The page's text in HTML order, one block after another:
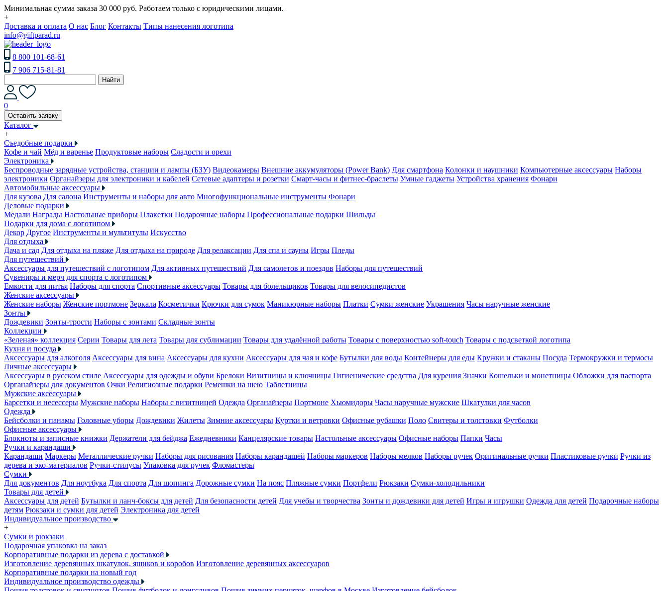
Минимальная сумма заказа 30 000 руб. Работаем только с юридическими лицами.
+
Доставка и оплата О нас Блог Контакты Типы нанесения логотипа
info@giftparad.ru
8 800 101-68-61
7 906 715-81-81
Найти
0
Оставить заявку
Каталог
+
Съедобные подарки
Кофе и чай Мёд и варенье Продуктовые наборы Сладости и орехи
Электроника
Беспроводные зарядные устройства, станции и лампы (БЗУ) Видеокамеры Внешние аккумуляторы (Power Bank) Для смартфона Колонки и наушники Компьютерные аксессуары Наборы
электроники Органайзеры для электроники и кабелей Сетевые адаптеры и розетки Смарт-часы и фитнес-браслеты Умные гаджеты Устройства хранения Фонари
Автомобильные аксессуары
Для кузова Для салона Инструменты и наборы для авто Многофункциональные инструменты Фонари
Деловые подарки
Медали Награды Настольные приборы Плакетки Подарочные наборы Профессиональные подарки Шильды
Подарки для дома с логотипом
Декор Другое Инструменты и мультитулы Искусство
Для отдыха
Дача и сад Для отдыха на пляже Для отдыха на природе Для релаксации Для спа и сауны Игры Пледы
Для путешествий
Аксессуары для путешествий с логотипом Для активных путешествий Для самолетов и поездов Наборы для путешествий
Сувениры и мерч для спорта с логотипом
Емкости для питья Наборы для спорта Спортивные аксессуары Товары для болельщиков Товары для велосипедистов
Женские аксессуары
Женские наборы Женские портмоне Зеркала Косметички Крючки для сумок Маникюрные наборы Платки Сумки женские Украшения Часы наручные женские
Зонты
Дождевики Зонты-трости Наборы с зонтами Складные зонты
Коллекции
«Зеленая» коллекция Серии Товары для лета Товары для сублимации Товары для удалённой работы Товары с поверхностью soft-touch Товары с подсветкой логотипа
Кухня и посуда
Аксессуары для алкоголя Аксессуары для вина Аксессуары для кухни Аксессуары для чая и кофе Бутылки для воды Контейнеры для еды Кружки и стаканы Посуда Термокружки и термосы
Личные аксессуары
Аксессуары в русском стиле Аксессуары для одежды и обуви Брелоки Визитницы и ключницы Гигиенические средства Для курения Значки Кошельки и монетницы Обложки для паспорта
Органайзеры для документов Очки Религиозные подарки Ремешки на шею Таблетницы
Мужские аксессуары
Барсетки и несессеры Мужские наборы Наборы с визитницей Одежда Органайзеры Портмоне Хьюмидоры Часы наручные мужские Шкатулки для часов
Одежда
Бейсболки и панамы Головные уборы Дождевики Жилеты Зимние аксессуары Куртки и ветровки Офисные рубашки Поло Свитеры и толстовки Футболки
Офисные аксессуары
Блокноты и записные книжки Держатели для бейджа Ежедневники Канцелярские товары Настольные аксессуары Офисные наборы Папки Часы
Ручки и карандаши
Карандаши Маркеры Металлические ручки Наборы для рисования Наборы карандашей Наборы маркеров Наборы мелков Наборы ручек Оригинальные ручки Пластиковые ручки Ручки из
дерева и эко-материалов Ручки-стилусы Упаковка для ручек Фломастеры
Сумки
Для документов Для ноутбука Для спорта Для шопинга Дорожные сумки На пояс Пляжные сумки Портфели Рюкзаки Сумки-холодильники
Товары для детей
Аксессуары для детей Бутылки и ланч-боксы для детей Для безопасности детей Для учебы и творчества Зонты и дождевики для детей Игры и игрушки Одежда для детей Подарочные наборы
детям Рюкзаки и сумки для детей Электроника для детей
Индивидуальное производство
+
Сумки и рюкзаки
Подарочная упаковка на заказ
Корпоративные подарки из дерева с доставкой
Изготовление деревянных шкатулок, ящиков и коробов Изготовление деревянных аксессуаров
Корпоративные подарки на новый год
Индивидуальное производство одежды